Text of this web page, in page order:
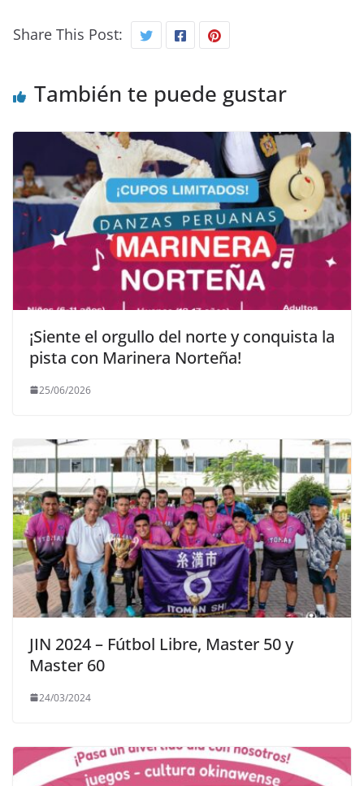
Share This Post:
También te puede gustar
¡Siente el orgullo del norte y conquista la
pista con Marinera Norteña!
25/06/2026
JIN 2024 – Fútbol Libre, Master 50 y
Master 60
24/03/2024